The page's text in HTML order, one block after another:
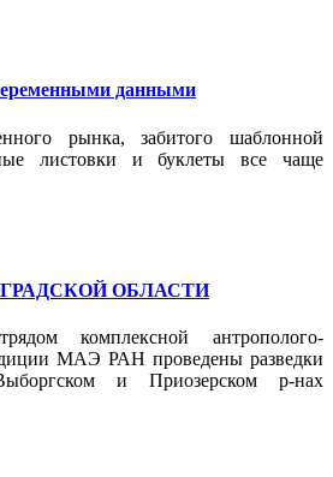
данными
рынка, забитого шаблонной
листовки и буклеты все чаще
ОБЛАСТИ
комплексной антрополого-
МАЭ РАН проведены разведки
и Приозерском р-нах